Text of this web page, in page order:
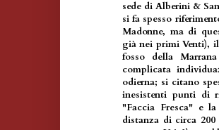
sede di Alberini &
si fa spesso
Madonne, ma di
già nei primi Venti),
fosso della
complicata
odierna; si citano
inesistenti punti di
"Faccia Fresca" e
distanza di circa